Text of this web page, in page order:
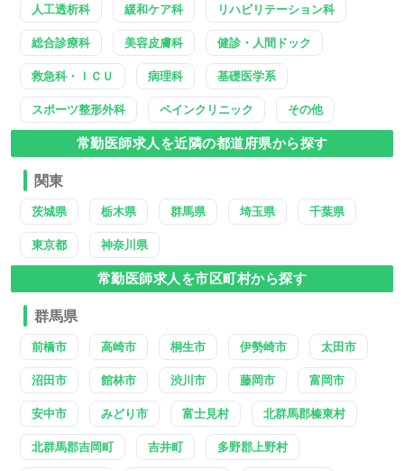
人工透析科 緩和ケア科 リハビリテーション科
総合診療科 美容皮膚科 健診・人間ドック
救急科・ＩＣＵ 病理科 基礎医学系
スポーツ整形外科 ペインクリニック その他
常勤医師求人を近隣の都道府県から探す
関東
茨城県 栃木県 群馬県 埼玉県 千葉県
東京都 神奈川県
常勤医師求人を市区町村から探す
群馬県
前橋市 高崎市 桐生市 伊勢崎市 太田市
沼田市 館林市 渋川市 藤岡市 富岡市
安中市 みどり市 富士見村 北群馬郡榛東村
北群馬郡吉岡町 吉井町 多野郡上野村